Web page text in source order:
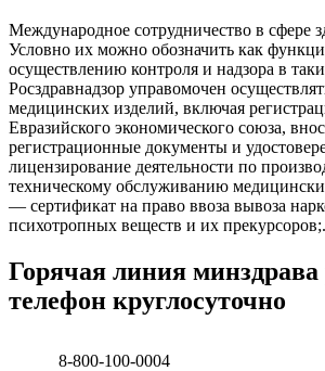
Международное сотрудничество в сфере
Условно их можно обозначить как
осуществлению контроля и надзора в
Росздравнадзор управомочен
медицинских изделий, включая
Евразийского экономического союза,
регистрационные документы и
лицензирование деятельности по
техническому обслуживанию
— сертификат на право ввоза вывоза
психотропных веществ и их прекурсоров;.
Горячая линия минздрава
телефон круглосуточно
8-800-100-0004